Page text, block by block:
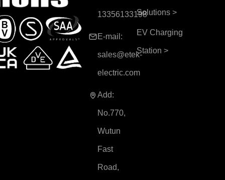
13356133198
E-mail:
sales@etek-
electric.com
Add:
No.770,
Wutun
Fast
Road,
Solutions >
EV Charging
Station >